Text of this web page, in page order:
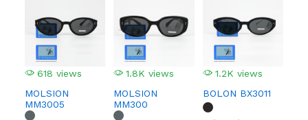
618 views
MOLSION
MM3005
1.8K views
MOLSION
MM300
1.2K views
BOLON BX3011